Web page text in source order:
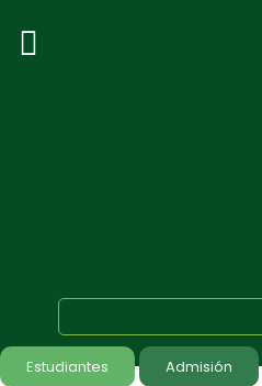
Estudiantes Admisión